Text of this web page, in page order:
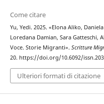
Come citare
Yu, Yedi. 2025. «Elona Aliko,
Loredana Damian, Sara Gatteschi,
Voce. Storie Migranti». Scritture
20. https://doi.org/10.6092/
Ulteriori formati di citazione